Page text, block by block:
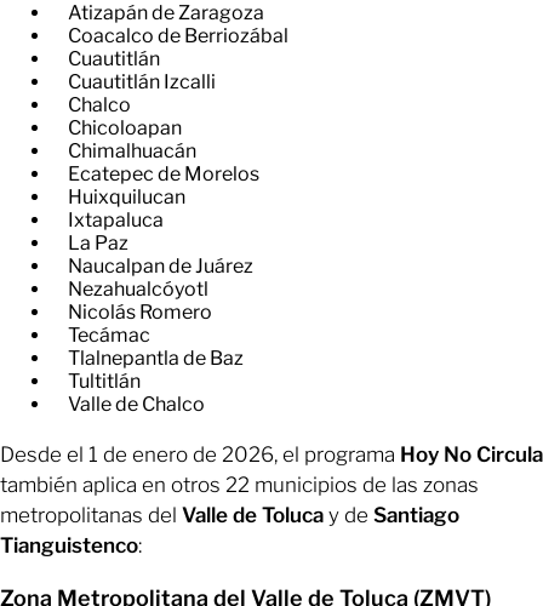
Atizapán de Zaragoza
Coacalco de Berriozábal
Cuautitlán
Cuautitlán Izcalli
Chalco
Chicoloapan
Chimalhuacán
Ecatepec de Morelos
Huixquilucan
Ixtapaluca
La Paz
Naucalpan de Juárez
Nezahualcóyotl
Nicolás Romero
Tecámac
Tlalnepantla de Baz
Tultitlán
Valle de Chalco
Desde el 1 de enero de 2026, el programa Hoy No Circula
también aplica en otros 22 municipios de las zonas
metropolitanas del Valle de Toluca y de Santiago
Tianguistenco:
Zona Metropolitana del Valle de Toluca (ZMVT)